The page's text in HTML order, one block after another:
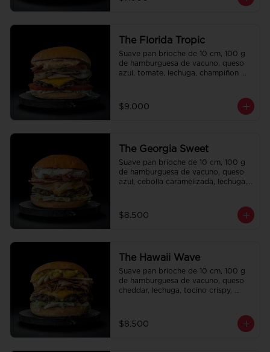
The Florida Tropic
Suave pan brioche de 10 cm, 100 g
de hamburguesa de vacuno, queso
azul, tomate, lechuga, champiñon
$9.000
The Georgia Sweet
Suave pan brioche de 10 cm, 100 g
de hamburguesa de vacuno, queso
azul, cebolla caramelizada, lechuga,
$8.500
The Hawaii Wave
Suave pan brioche de 10 cm, 100 g
de hamburguesa de vacuno, queso
cheddar, lechuga, tocino crispy,
$8.500